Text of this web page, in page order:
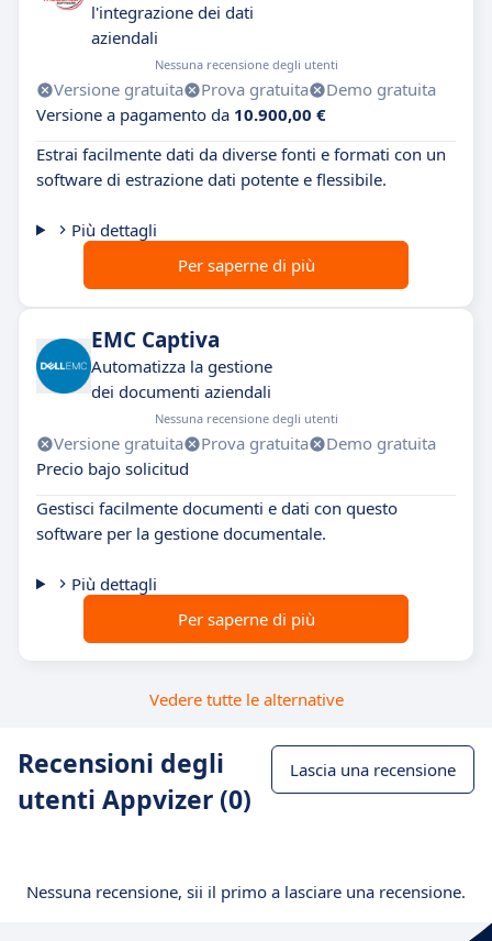
l'integrazione dei dati
aziendali
Nessuna recensione degli utenti
Versione gratuita Prova gratuita
Demo gratuita
Versione a pagamento da 10.900,00 €
Estrai facilmente dati da diverse fonti e formati con un
software di estrazione dati potente e flessibile.
Più dettagli
Per saperne di più
EMC Captiva
Automatizza la gestione
dei documenti aziendali
Nessuna recensione degli utenti
Versione gratuita Prova gratuita
Demo gratuita
Precio bajo solicitud
Gestisci facilmente documenti e dati con questo
software per la gestione documentale.
Più dettagli
Per saperne di più
Vedere tutte le alternative
Recensioni degli
utenti Appvizer (0)
Lascia una recensione
Nessuna recensione, sii il primo a lasciare una recensione.